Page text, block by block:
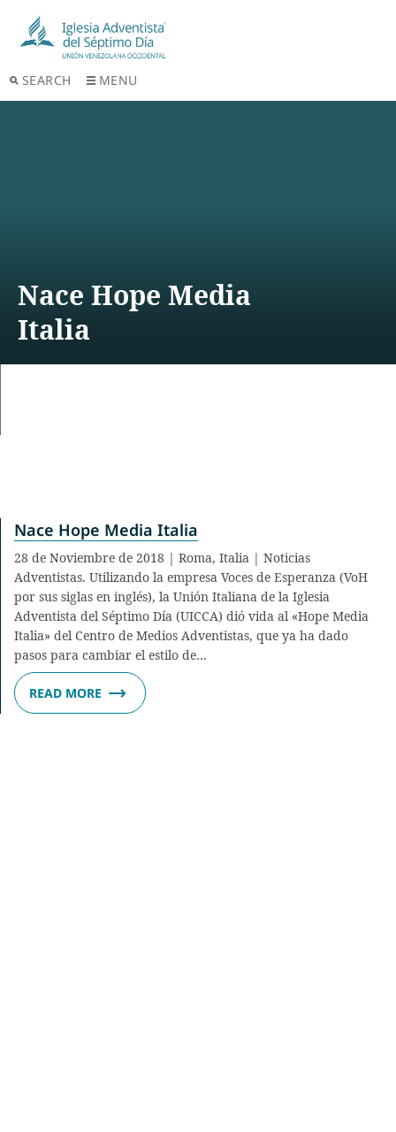
SEARCH MENU
Nace Hope Media
Italia
Nace Hope Media Italia
28 de Noviembre de 2018 | Roma, Italia | Noticias
Adventistas. Utilizando la empresa Voces de Esperanza (VoH
por sus siglas en inglés), la Unión Italiana de la Iglesia
Adventista del Séptimo Día (UICCA) dió vida al «Hope Media
Italia» del Centro de Medios Adventistas, que ya ha dado
pasos para cambiar el estilo de…
READ MORE